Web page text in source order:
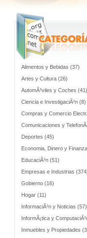
Alimentos y Bebidas (37)
Artes y Cultura (26)
AutomÃ³viles y Coches (41)
Ciencia e InvestigaciÃ³n (8)
Compras y Comercio
Comunicaciones y
Deportes (45)
Economia, Dinero y
EducaciÃ³n (51)
Empresas e Industrias
Gobierno (16)
Hogar (11)
InformaciÃ³n y Noticias (57)
InformÃ¡tica y
Inmuebles y Propiedades